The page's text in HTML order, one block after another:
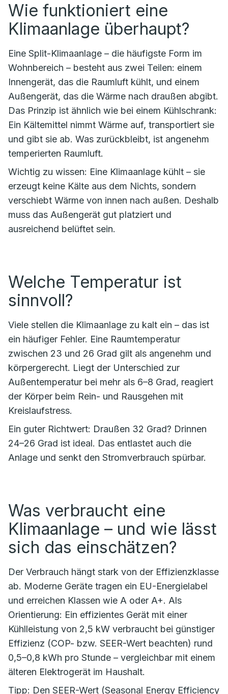
Wie funktioniert eine
Klimaanlage überhaupt?
Eine Split-Klimaanlage – die häufigste Form im
Wohnbereich – besteht aus zwei Teilen: einem
Innengerät, das die Raumluft kühlt, und einem
Außengerät, das die Wärme nach draußen abgibt.
Das Prinzip ist ähnlich wie bei einem Kühlschrank:
Ein Kältemittel nimmt Wärme auf, transportiert sie
und gibt sie ab. Was zurückbleibt, ist angenehm
temperierten Raumluft.
Wichtig zu wissen: Eine Klimaanlage kühlt – sie
erzeugt keine Kälte aus dem Nichts, sondern
verschiebt Wärme von innen nach außen. Deshalb
muss das Außengerät gut platziert und
ausreichend belüftet sein.
Welche Temperatur ist
sinnvoll?
Viele stellen die Klimaanlage zu kalt ein – das ist
ein häufiger Fehler. Eine Raumtemperatur
zwischen 23 und 26 Grad gilt als angenehm und
körpergerecht. Liegt der Unterschied zur
Außentemperatur bei mehr als 6–8 Grad, reagiert
der Körper beim Rein- und Rausgehen mit
Kreislaufstress.
Ein guter Richtwert: Draußen 32 Grad? Drinnen
24–26 Grad ist ideal. Das entlastet auch die
Anlage und senkt den Stromverbrauch spürbar.
Was verbraucht eine
Klimaanlage – und wie lässt
sich das einschätzen?
Der Verbrauch hängt stark von der Effizienzklasse
ab. Moderne Geräte tragen ein EU-Energielabel
und erreichen Klassen wie A oder A+. Als
Orientierung: Ein effizientes Gerät mit einer
Kühlleistung von 2,5 kW verbraucht bei günstiger
Effizienz (COP- bzw. SEER-Wert beachten) rund
0,5–0,8 kWh pro Stunde – vergleichbar mit einem
älteren Elektrogerät im Haushalt.
Tipp: Den SEER-Wert (Seasonal Energy Efficiency